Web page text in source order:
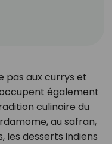
pas aux currys et
également
culinaire du
au safran,
les desserts indiens